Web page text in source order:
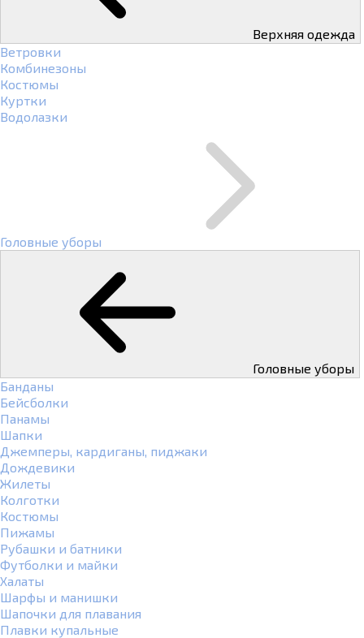
Верхняя одежда
Ветровки
Комбинезоны
Костюмы
Куртки
Водолазки
Головные уборы
Головные уборы
Банданы
Бейсболки
Панамы
Шапки
Джемперы, кардиганы, пиджаки
Дождевики
Жилеты
Колготки
Костюмы
Пижамы
Рубашки и батники
Футболки и майки
Халаты
Шарфы и манишки
Шапочки для плавания
Плавки купальные